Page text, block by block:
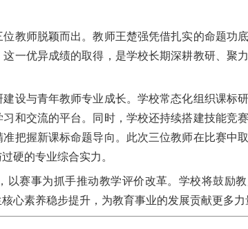
教师脱颖而出。教师王楚强凭借扎实的命题功
一优异成绩的取得，是学校长期深耕教研、聚
设与青年教师专业成长。学校常态化组织课标
和交流的平台。同时，学校还持续搭建技能竞
把握新课标命题导向。此次三位教师在比赛中
硬的专业综合实力。
以赛事为抓手推动教学评价改革。学校将鼓励
心素养稳步提升，为教育事业的发展贡献更多力